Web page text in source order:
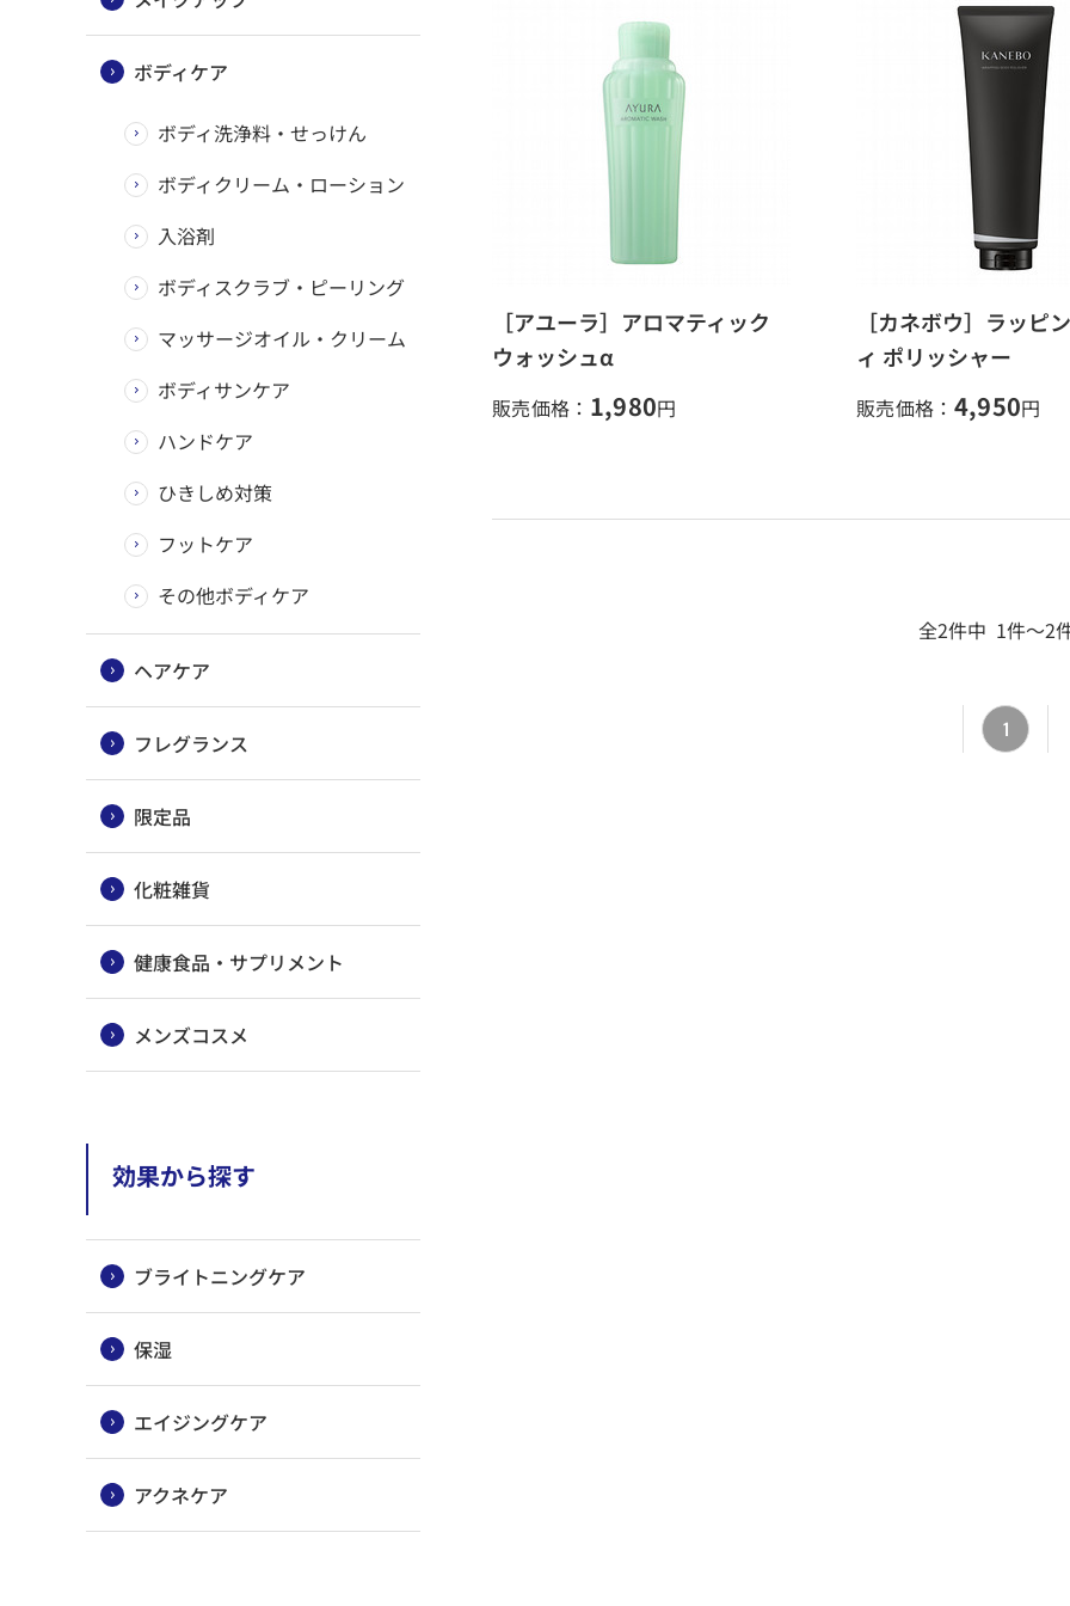
ボディケア
ボディ洗浄料・せっけん
ボディクリーム・ローション
入浴剤
ボディスクラブ・ピーリング
マッサージオイル・クリーム
ボディサンケア
ハンドケア
ひきしめ対策
フットケア
その他ボディケア
ヘアケア
フレグランス
限定品
化粧雑貨
健康食品・サプリメント
メンズコスメ
効果から探す
ブライトニングケア
保湿
エイジングケア
アクネケア
［アユーラ］アロマティック
ウォッシュα
販売価格： 1,980円
［カネボウ］ラッピ
ィ ポリッシャー
販売価格： 4,950円
全2件中 1件～2
1